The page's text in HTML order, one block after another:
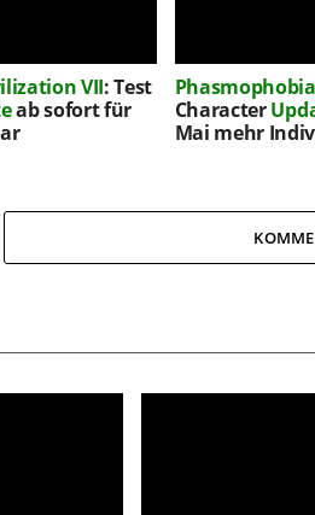
VII: Test
ab sofort für
Phasmophobia
Character
Mai mehr